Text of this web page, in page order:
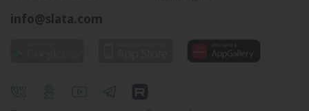
info@slata.com